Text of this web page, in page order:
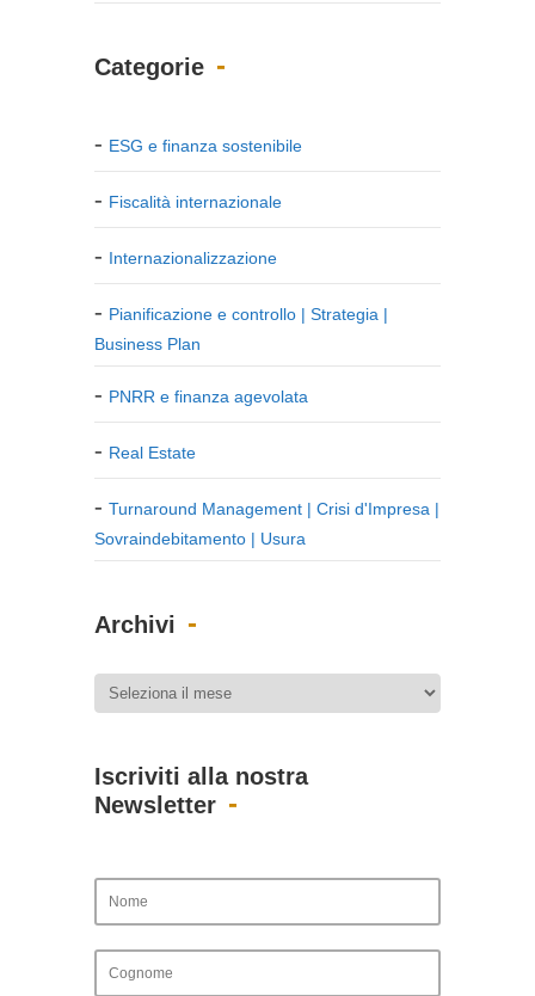
Categorie
ESG e finanza sostenibile
Fiscalità internazionale
Internazionalizzazione
Pianificazione e controllo | Strategia |
Business Plan
PNRR e finanza agevolata
Real Estate
Turnaround Management | Crisi d'Impresa |
Sovraindebitamento | Usura
Archivi
Iscriviti alla nostra
Newsletter